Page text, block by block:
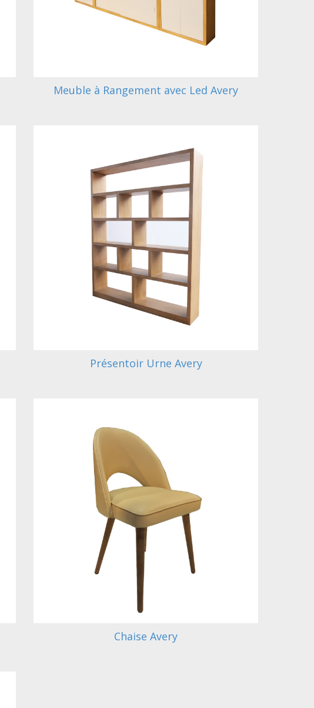
Meuble à Rangement avec Led Avery
Présentoir Urne Avery
Chaise Avery